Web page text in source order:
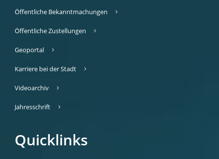
Öffentliche Bekanntmachungen
Öffentliche Zustellungen
Geoportal
Karriere bei der Stadt
Videoarchiv
Jahresschrift
Quicklinks